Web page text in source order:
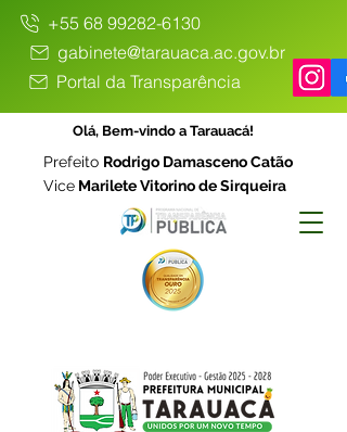
+55 68 99282-6130
gabinete@tarauaca.ac.gov.br
Portal da Transparência
Olá, Bem-vindo a Tarauacá!
Prefeito Rodrigo Damasceno Catão
Vice Marilete Vitorino de Sirqueira